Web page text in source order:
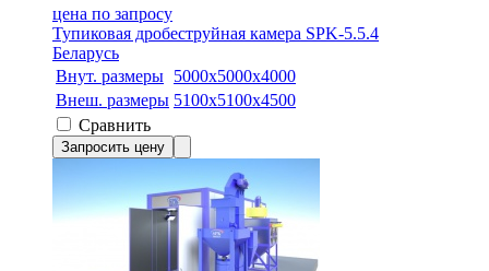
цена по запросу
Тупиковая дробеструйная камера SPK-5.5.4
Беларусь
Внут. размеры 5000x5000x4000
Внеш. размеры 5100х5100х4500
Сравнить
Запросить цену